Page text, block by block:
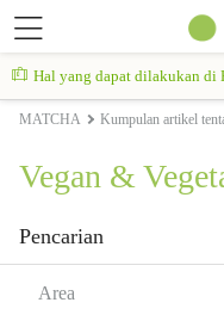
Hal yang dapat dilakukan di
MATCHA Kumpulan artikel
Vegan &
Pencarian
Area